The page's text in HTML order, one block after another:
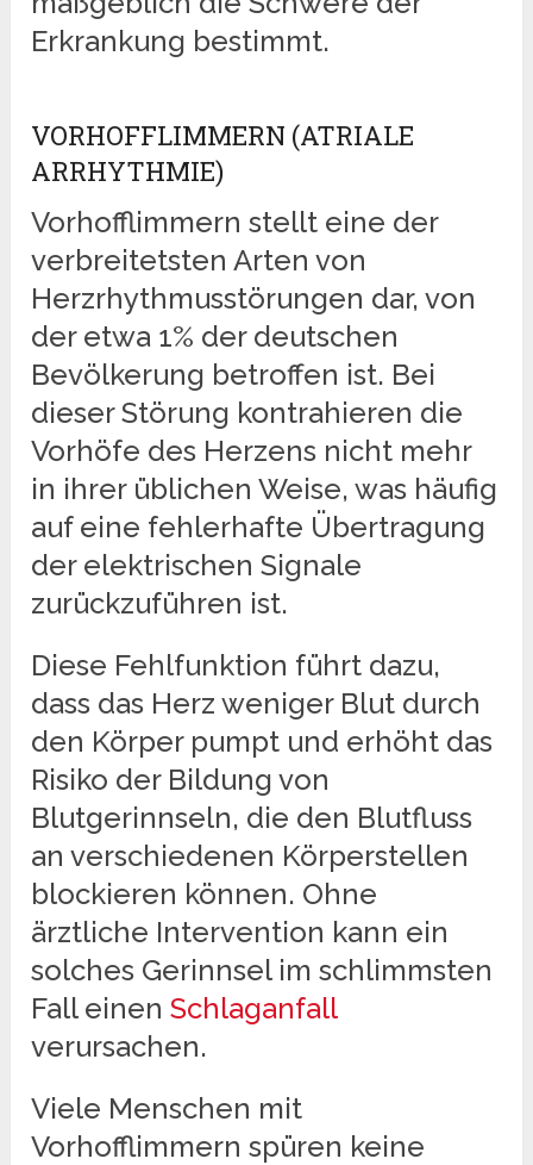
Erkrankung bestimmt.
VORHOFFLIMMERN (ATRIALE
ARRHYTHMIE)
Vorhofflimmern stellt eine der
verbreitetsten Arten von
Herzrhythmusstörungen dar, von
der etwa 1% der deutschen
Bevölkerung betroffen ist. Bei
dieser Störung kontrahieren die
Vorhöfe des Herzens nicht mehr
in ihrer üblichen Weise, was häufig
auf eine fehlerhafte Übertragung
der elektrischen Signale
zurückzuführen ist.
Diese Fehlfunktion führt dazu,
dass das Herz weniger Blut durch
den Körper pumpt und erhöht das
Risiko der Bildung von
Blutgerinnseln, die den Blutfluss
an verschiedenen Körperstellen
blockieren können. Ohne
ärztliche Intervention kann ein
solches Gerinnsel im schlimmsten
Fall einenSchlaganfall
verursachen.
Viele Menschen mit
Vorhofflimmern spüren keine